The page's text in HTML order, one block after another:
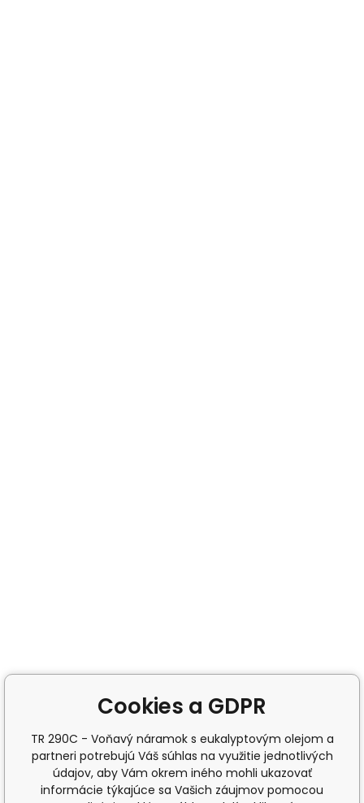
Cookies a GDPR
TR 290C - Voňavý náramok s eukalyptovým olejom a
partneri potrebujú Váš súhlas na využitie jednotlivých
údajov, aby Vám okrem iného mohli ukazovať
informácie týkajúce sa Vašich záujmov pomocou